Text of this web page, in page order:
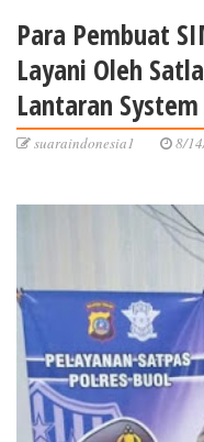
Para Pembuat
Layani Oleh
Lantaran
suaraindonesia1 8/